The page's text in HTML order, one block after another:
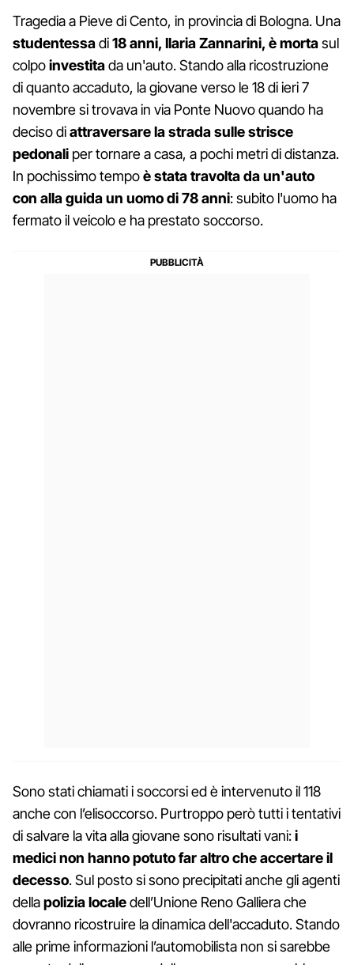
Tragedia a Pieve di Cento, in provincia di Bologna. Una
studentessadi18 anni, Ilaria Zannarini, è mortasul
colpoinvestitada un'auto. Stando alla ricostruzione
di quanto accaduto, la giovane verso le 18 di ieri 7
novembre si trovava in via Ponte Nuovo quando ha
deciso diattraversare la strada sulle strisce
pedonali per tornare a casa, a pochi metri di distanza.
In pochissimo tempoè stata travolta da un'auto
con alla guida un uomo di 78 anni: subito l'uomo ha
fermato il veicolo e ha prestato soccorso.
Sonostati chiamati i soccorsi ed è intervenuto il 118
anche con l’elisoccorso. Purtroppo però tutti i tentativi
di salvare la vita alla giovane sono risultati vani:i
medici non hanno potuto far altro che accertare il
decesso. Sul posto si sono precipitati anche gli agenti
dellapolizia localedell’Unione Reno Galliera che
dovranno ricostruire la dinamica dell'accaduto. Stando
alle prime informazioni l’automobilista non si sarebbe